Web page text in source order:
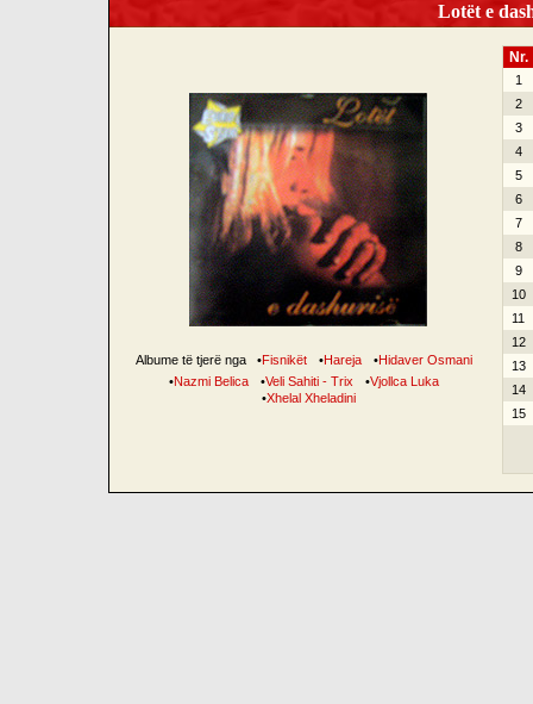
Lotët e
Albume të tjerë nga •Fisnikët •Hareja •Hidaver Osmani
•Nazmi Belica •Veli Sahiti - Trix •Vjollca Luka
•Xhelal Xheladini
Nr.
1
2
3
4
5
6
7
8
9
10
11
12
13
14
15